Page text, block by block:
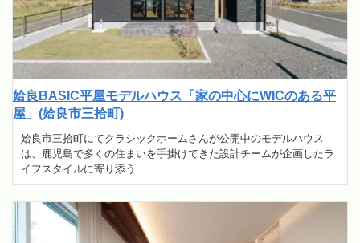
姶良BASIC平屋モデルハウス「家の中心にWICのある平
屋」(姶良市三拾町)
姶良市三拾町にてクラシックホームさんが公開中のモデルハウス
は、鹿児島で多くの住まいを手掛けてきた設計チームが企画したラ
イフスタイルに寄り添う ...